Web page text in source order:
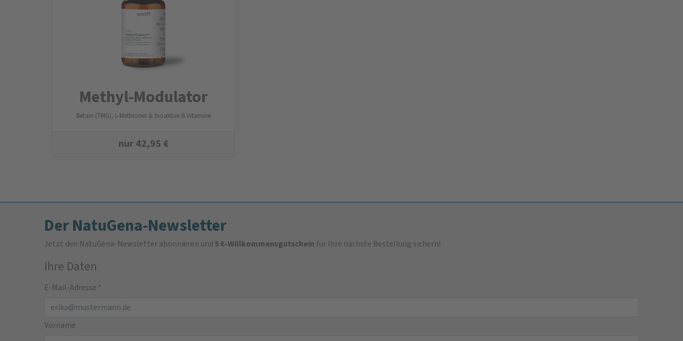
Methyl-Modulator
Betain (TMG), L-Methionin & bioaktive B Vitamine
nur42,95 €
Der NatuGena-Newsletter
Jetzt den NatuGena-Newsletter abonnieren und5 €-Willkommensgutschein für Ihre nächste Bestellung sichern!
Ihre Daten
E-Mail-Adresse *
Vorname